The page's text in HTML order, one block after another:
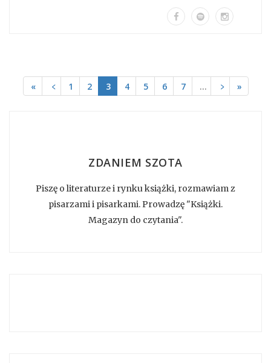
« ﹤ 1 2 3 4 5 6 7 … ﹥ »
ZDANIEM SZOTA
Piszę o literaturze i rynku książki, rozmawiam z
pisarzami i pisarkami. Prowadzę "Książki.
Magazyn do czytania".